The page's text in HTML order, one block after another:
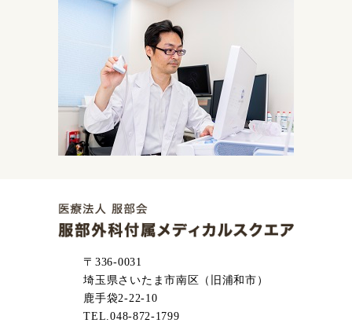
〒336-0031
埼玉県さいたま市南区（旧浦和市）
鹿手袋2-22-10
TEL.048-872-1799